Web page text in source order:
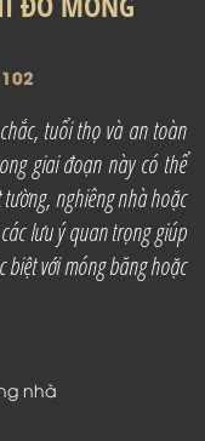
102
tuổi thọ và an toàn
giai đoạn này có thể
nghiêng nhà hoặc
lưu ý quan trọng giúp
với móng băng hoặc
nhà